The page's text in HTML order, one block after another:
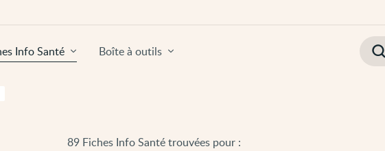
89 Fiches Info Santé trouvées pour :
Info Santé Boîte à outils votre